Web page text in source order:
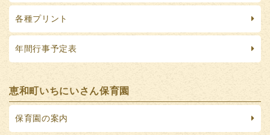
各種プリント
年間行事予定表
恵和町いちにいさん保育園
保育園の案内